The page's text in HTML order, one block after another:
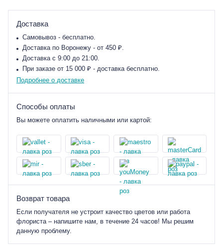
Доставка
Самовывоз - бесплатно.
Доставка по Воронежу - от 450 ₽.
Доставка с 9:00 до 21:00.
При заказе от 15 000 ₽ - доставка бесплатно.
Подробнее о доставке
Способы оплаты
Вы можете оплатить наличными или картой:
Возврат товара
Если получателя не устроит качество цветов или работа
флориста – напишите нам, в течение 24 часов! Мы решим
данную проблему.